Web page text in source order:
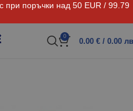
при поръчки над 50 EUR / 99.79
0
0.00 € / 0.00